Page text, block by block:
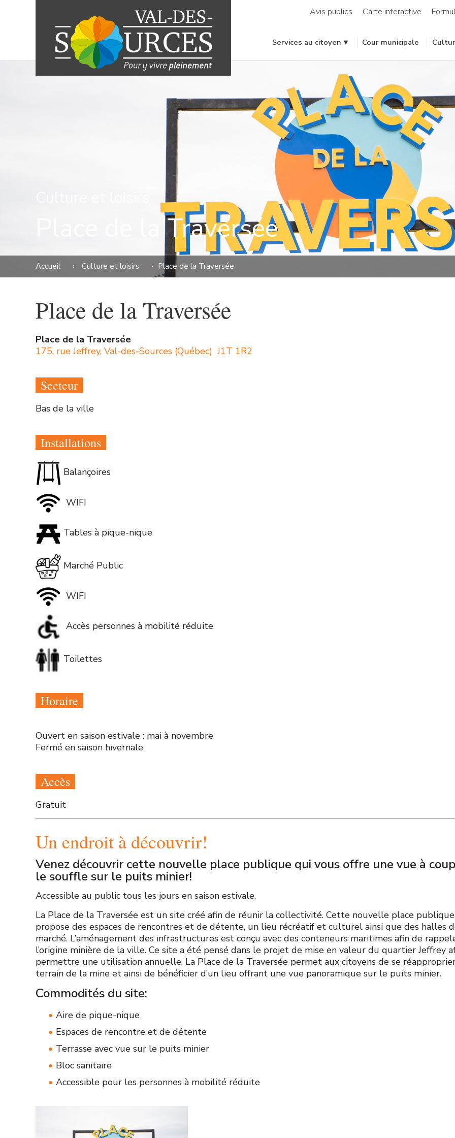
Avis publics Carte interactive
Services au citoyen Cour municipale
Place de la Traversée
Accueil › Culture et loisirs › Place de la Traversée
Place de la Traversée
Place de la Traversée
175, rue Jeffrey, Val-des-Sources (Québec) J1T 1R2
Secteur
Bas de la ville
Installations
Balançoires
WIFI
Tables à pique-nique
Marché Public
WIFI
Accès personnes à mobilité réduite
Toilettes
Horaire
Ouvert en saison estivale : mai à novembre
Fermé en saison hivernale
Accès
Gratuit
Un endroit à découvrir!
Venez découvrir cette nouvelle place publique qui vous offre une vue à
le souffle sur le puits minier!
Accessible au public tous les jours en saison estivale.
La Place de la Traversée est un site créé afin de réunir la collectivité. Cette nouvelle place publique
propose des espaces de rencontres et de détente, un lieu récréatif et culturel ainsi que des halles
marché. L’aménagement des infrastructures est conçu avec des conteneurs maritimes afin de
l’origine minière de la ville. Ce site a été pensé dans le projet de mise en valeur du quartier Jeffrey
permettre une utilisation annuelle. La Place de la Traversée permet aux citoyens de se
terrain de la mine et ainsi de bénéficier d’un lieu offrant une vue panoramique sur le puits minier.
Commodités du site:
Aire de pique-nique
Espaces de rencontre et de détente
Terrasse avec vue sur le puits minier
Bloc sanitaire
Accessible pour les personnes à mobilité réduite
Marché